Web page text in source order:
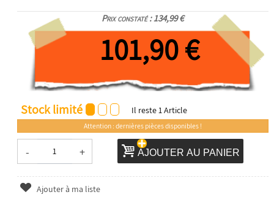
Prix constaté : 134,99 €
101,90 €
Stock limité Il reste1Article
Attention : dernières pièces disponibles !
- + AJOUTER AU PANIER
Ajouter à ma liste